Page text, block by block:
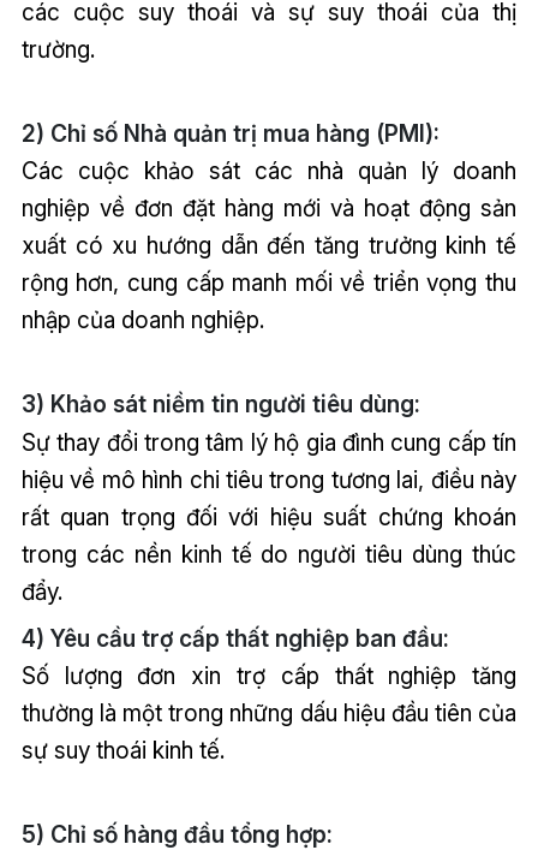
các cuộc suy thoái và sự suy thoái của thị
trường.
2) Chỉ số Nhà quản trị mua hàng (PMI):
Các cuộc khảo sát các nhà quản lý doanh
nghiệp về đơn đặt hàng mới và hoạt động sản
xuất có xu hướng dẫn đến tăng trưởng kinh tế
rộng hơn, cung cấp manh mối về triển vọng thu
nhập của doanh nghiệp.
3) Khảo sát niềm tin người tiêu dùng:
Sự thay đổi trong tâm lý hộ gia đình cung cấp tín
hiệu về mô hình chi tiêu trong tương lai, điều này
rất quan trọng đối với hiệu suất chứng khoán
trong các nền kinh tế do người tiêu dùng thúc
đẩy.
4) Yêu cầu trợ cấp thất nghiệp ban đầu:
Số lượng đơn xin trợ cấp thất nghiệp tăng
thường là một trong những dấu hiệu đầu tiên của
sự suy thoái kinh tế.
5) Chỉ số hàng đầu tổng hợp: